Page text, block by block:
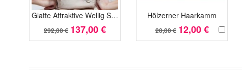
Glatte Attraktive Wellig Spitzefront Synthetik Perücke
292,00 € 137,00 €
Hölzerner Haarkamm
20,00 € 12,00 €